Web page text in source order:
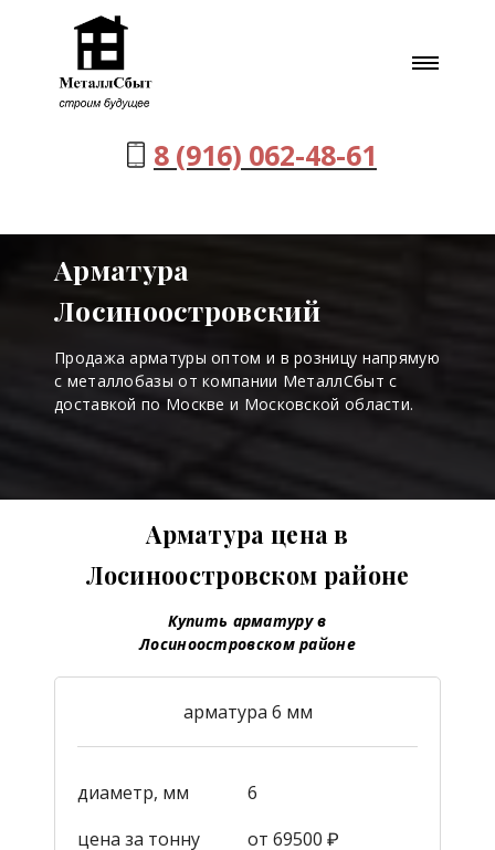
8 (916) 062-48-61
Арматура
Лосиноостровский
Продажа арматуры оптом и в розницу напрямую
с металлобазы от компании МеталлСбыт с
доставкой по Москве и Московской области.
Арматура цена в
Лосиноостровском районе
Купить арматуру в
Лосиноостровском районе
арматура 6 мм
диаметр, мм
6
цена за тонну
от 69500 ₽